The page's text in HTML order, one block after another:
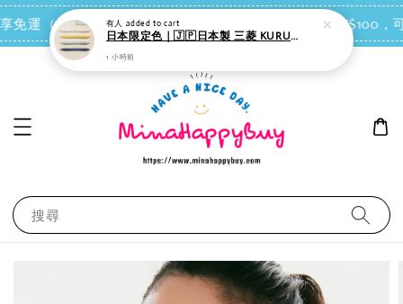
運（台灣離島地區除外） 會員每消費NT$100，可
搜尋